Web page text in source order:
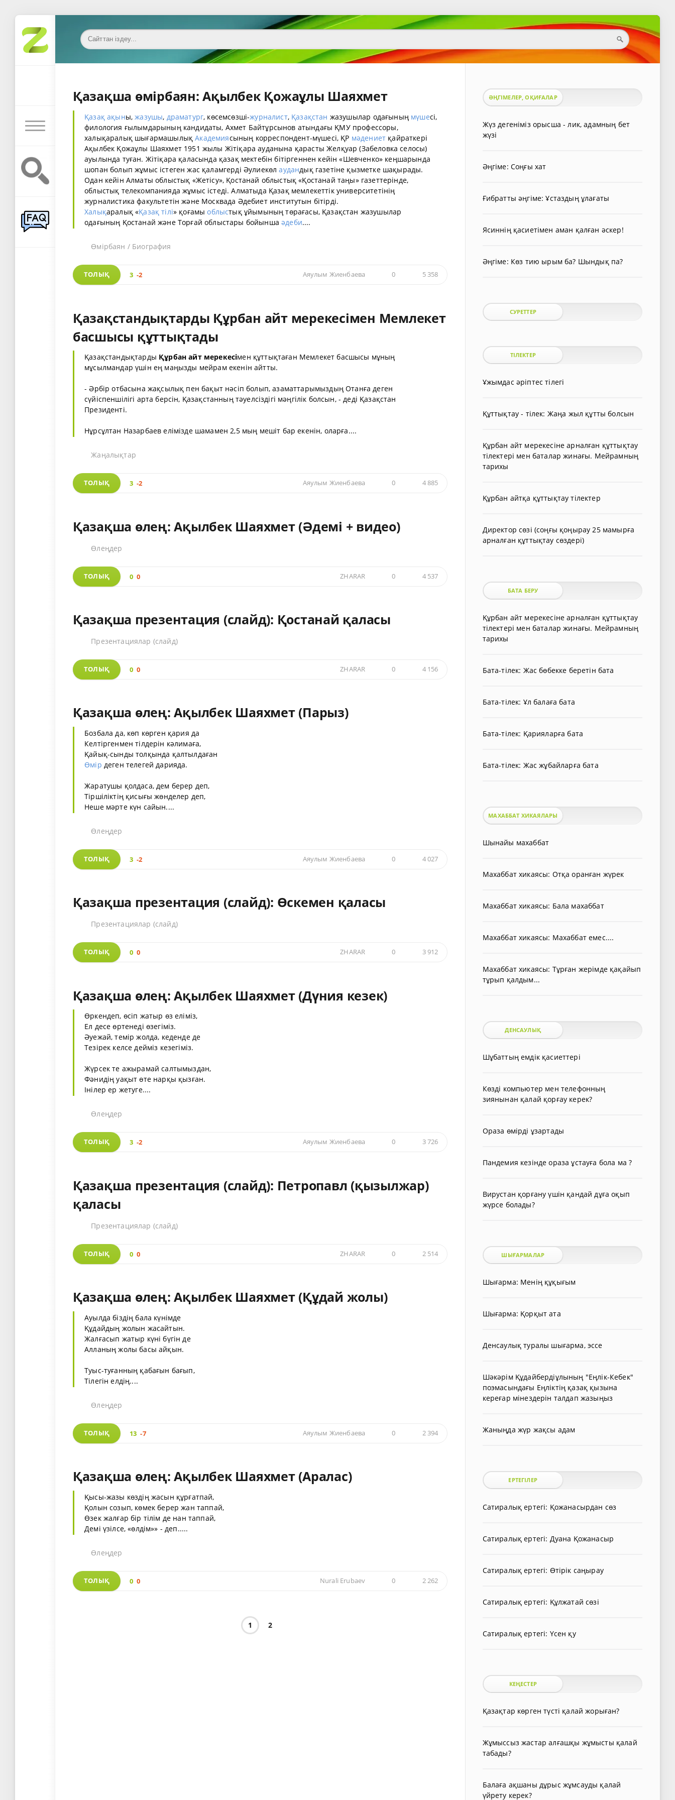
Қазақша өмірбаян: Ақылбек Қожаұлы Шаяхмет
Қазақ ақыны,жазушы, драматург, көсемсөзші-журналист, Қазақстан жазушылар одағының мүшесі,
филология ғылымдарының кандидаты, Ахмет Байтұрсынов атындағы ҚМУ профессоры,
халықаралық шығармашылықАкадемиясының корреспондент-мүшесі, ҚР мәдениет қайраткері
Ақылбек Қожаұлы Шаяхмет 1951 жылы Жітіқара ауданына қарасты Желқуар (Забеловка селосы)
ауылында туған. Жітіқара қаласында қазақ мектебін бітіргеннен кейін «Шевченко» кеңшарында
шопан болып жұмыс істеген жас қаламгерді Әулиекөлаудандық газетіне қызметке шақырады.
Одан кейін Алматы облыстық «Жетісу», Қостанай облыстық «Қостанай таңы» газеттерінде,
облыстық телекомпанияда жұмыс істеді. Алматыда Қазақ мемлекеттік университетінің
журналистика факультетін және Москвада Әдебиет институтын бітірді.
Халықаралық «Қазақ тілі» қоғамыоблыстық ұйымының төрағасы, Қазақстан жазушылар
одағының Қостанай және Торғай облыстары бойыншаәдеби....
Өмірбаян / Биография
ТОЛЫҚ 3 -2 Аяулым Жиенбаева 0 5 358
Қазақстандықтарды Құрбан айт мерекесімен Мемлекет
басшысы құттықтады
Қазақстандықтарды Құрбан айт мерекесімен құттықтаған Мемлекет басшысы мұның
мұсылмандар үшін ең маңызды мейрам екенін айтты.
- Әрбір отбасына жақсылық пен бақыт нәсіп болып, азаматтарымыздың Отанға деген
сүйіспеншілігі арта берсін, Қазақстанның тәуелсіздігі мәңгілік болсын, - деді Қазақстан
Президенті.
Нұрсұлтан Назарбаев елімізде шамамен 2,5 мың мешіт бар екенін, оларға....
Жаңалықтар
ТОЛЫҚ 3 -2 Аяулым Жиенбаева 0 4 885
Қазақша өлең: Ақылбек Шаяхмет (Әдемі + видео)
Өлеңдер
ТОЛЫҚ 0 0 ZHARAR 0 4 537
Қазақша презентация (слайд): Қостанай қаласы
Презентациялар (слайд)
ТОЛЫҚ 0 0 ZHARAR 0 4 156
Қазақша өлең: Ақылбек Шаяхмет (Парыз)
Бозбала да, көп көрген қария да
Келтіргенмен тілдерін кәлимаға,
Қайық-сынды толқында қалтылдаған
Өмір деген телегей дарияда.
Жаратушы қолдаса, дем берер деп,
Тіршіліктің қисығы жөнделер деп,
Неше мәрте күн сайын....
Өлеңдер
ТОЛЫҚ 3 -2 Аяулым Жиенбаева 0 4 027
Қазақша презентация (слайд): Өскемен қаласы
Презентациялар (слайд)
ТОЛЫҚ 0 0 ZHARAR 0 3 912
Қазақша өлең: Ақылбек Шаяхмет (Дүния кезек)
Өркендеп, өсіп жатыр өз еліміз,
Ел десе өртенеді өзегіміз.
Әуежай, темір жолда, кеденде де
Тезірек келсе дейміз кезегіміз.
Жүрсек те ажырамай салтымыздан,
Фәнидің уақыт өте нарқы қызған.
Інілер ер жетуге....
Өлеңдер
ТОЛЫҚ 3 -2 Аяулым Жиенбаева 0 3 726
Қазақша презентация (слайд): Петропавл (қызылжар)
қаласы
Презентациялар (слайд)
ТОЛЫҚ 0 0 ZHARAR 0 2 514
Қазақша өлең: Ақылбек Шаяхмет (Құдай жолы)
Ауылда біздің бала күнімде
Құдайдың жолын жасайтын.
Жалғасып жатыр күні бүгін де
Алланың жолы басы айқын.
Туыс-туғанның қабағын бағып,
Тілегін елдің....
Өлеңдер
ТОЛЫҚ 13 -7 Аяулым Жиенбаева 0 2 394
Қазақша өлең: Ақылбек Шаяхмет (Аралас)
Қысы-жазы көздің жасын құрғатпай,
Қолын созып, көмек берер жан таппай,
Өзек жалғар бір тілім де нан таппай,
Демі үзілсе, «өлдім»» - деп.....
Өлеңдер
ТОЛЫҚ 0 0 Nurali Erubaev 0 2 262
1 2
ӘҢГІМЕЛЕР, ОҚИҒАЛАР
Жүз дегеніміз орысша - лик, адамның бет
жүзі
Әңгіме: Соңғы хат
Ғибратты әңгіме: Ұстаздың ұлағаты
Ясиннің қасиетімен аман қалған әскер!
Әңгіме: Көз тию ырым ба? Шындық па?
СУРЕТТЕР
ТІЛЕКТЕР
Ұжымдас әріптес тілегі
Құттықтау - тілек: Жаңа жыл құтты болсын
Құрбан айт мерекесіне арналған құттықтау
тілектері мен баталар жинағы. Мейрамның
тарихы
Құрбан айтқа құттықтау тілектер
Директор сөзі (соңғы қоңырау 25 мамырға
арналған құттықтау сөздері)
БАТА БЕРУ
Құрбан айт мерекесіне арналған құттықтау
тілектері мен баталар жинағы. Мейрамның
тарихы
Бата-тілек: Жас бөбекке беретін бата
Бата-тілек: Ұл балаға бата
Бата-тілек: Қарияларға бата
Бата-тілек: Жас жұбайларға бата
МАХАББАТ ХИКАЯЛАРЫ
Шынайы махаббат
Махаббат хикаясы: Отқа оранған жүрек
Махаббат хикаясы: Бала махаббат
Махаббат хикаясы: Махаббат емес....
Махаббат хикаясы: Тұрған жерімде қақайып
тұрып қалдым...
ДЕНСАУЛЫҚ
Шұбаттың емдік қасиеттері
Көзді компьютер мен телефонның
зиянынан қалай қорғау керек?
Ораза өмірді ұзартады
Пандемия кезінде ораза ұстауға бола ма ?
Вирустан қорғану үшін қандай дұға оқып
жүрсе болады?
ШЫҒАРМАЛАР
Шығарма: Менің құқығым
Шығарма: Қорқыт ата
Денсаулық туралы шығарма, эссе
Шәкәрім Құдайбердіұлының "Еңлік-Кебек"
поэмасындағы Еңліктің қазақ қызына
кереғар мінездерін талдап жазыңыз
Жаныңда жүр жақсы адам
ЕРТЕГІЛЕР
Сатиралық ертегі: Қожанасырдан сөз
Сатиралық ертегі: Дуана Қожанасыр
Сатиралық ертегі: Өтірік саңырау
Сатиралық ертегі: Құлжатай сөзі
Сатиралық ертегі: Үсен қу
КЕҢЕСТЕР
Қазақтар көрген түсті қалай жорыған?
Жұмыссыз жастар алғашқы жұмысты қалай
табады?
Балаға ақшаны дұрыс жұмсауды қалай
үйрету керек?